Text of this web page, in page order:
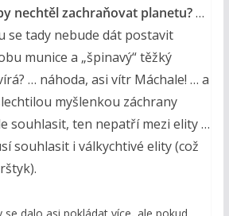
nechtěl zachraňovat planetu?…
se tady nebude dát postavit
munice a „špinavý“ těžký
… náhoda, asi vítr Máchale! … a
myšlenkou záchrany
souhlasit, ten nepatří mezi elity …
souhlasit i válkychtivé elity (což